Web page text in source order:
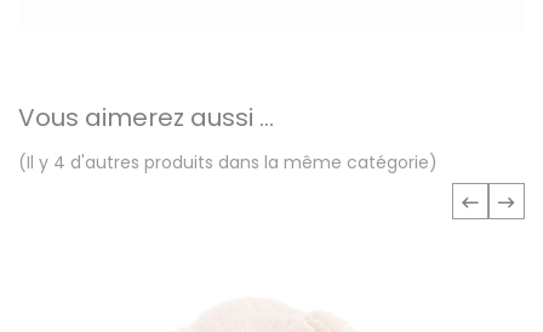
Vous aimerez aussi ...
(Il y 4 d'autres produits dans la même catégorie)